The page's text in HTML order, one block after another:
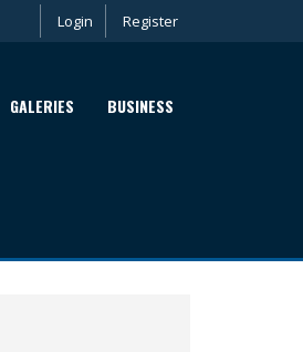
Login Register
GALERIES BUSINESS